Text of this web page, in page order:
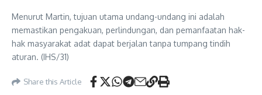
Menurut Martin, tujuan utama undang-undang ini adalah
memastikan pengakuan, perlindungan, dan pemanfaatan hak-
hak masyarakat adat dapat berjalan tanpa tumpang tindih
aturan. (IHS/31)
Share this Article